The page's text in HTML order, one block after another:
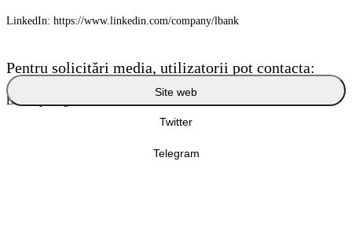
LinkedIn: https://www.linkedin.com/company/lbank
Pentru solicitări media, utilizatorii pot contacta:
Email: press@lbank.com
Site web
Twitter
Telegram